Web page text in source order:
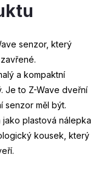
senzor, který
a kompaktní
Je to Z-Wave dveřní
senzor měl být.
jako plastová nálepka
kousek, který